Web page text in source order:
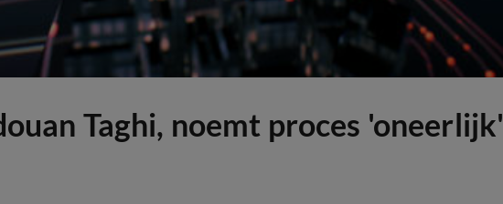
Taghi, noemt proces 'oneerlijk'